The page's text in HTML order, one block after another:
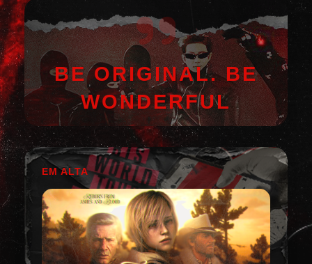
BE ORIGINAL. BE
WONDERFUL
EM ALTA